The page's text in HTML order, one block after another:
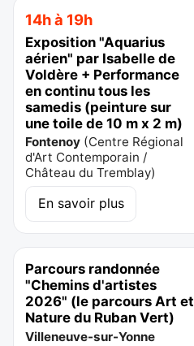
14h à 19h
Exposition "Aquarius
aérien" par Isabelle de
Voldère + Performance
en continu tous les
samedis (peinture sur
une toile de 10 m x 2 m)
Fontenoy (Centre Régional
d'Art Contemporain /
Château du Tremblay)
En savoir plus
Parcours randonnée
"Chemins d'artistes
2026" (le parcours Art et
Nature du Ruban Vert)
Villeneuve-sur-Yonne